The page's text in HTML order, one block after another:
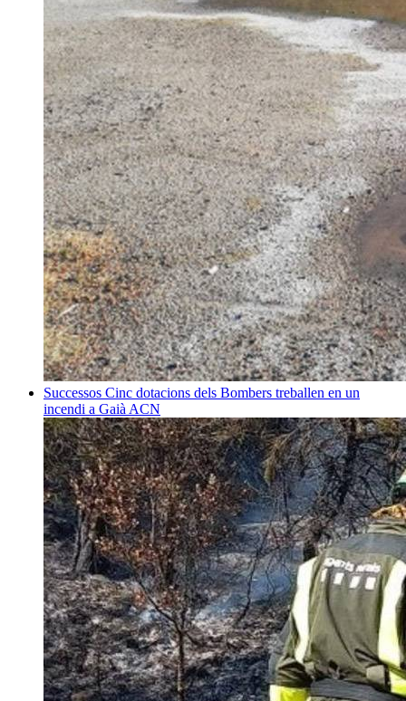
Successos Cinc dotacions dels Bombers treballen en un
incendi a Gaià ACN